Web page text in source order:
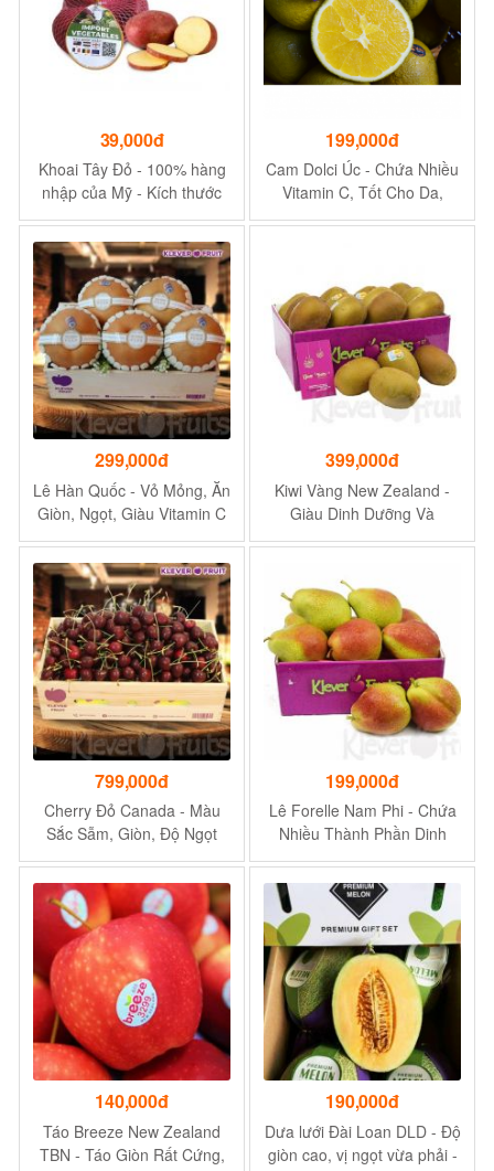
39,000đ
Khoai Tây Đỏ - 100% hàng
nhập của Mỹ - Kích thước
vừa tay - Túi 500g
199,000đ
Cam Dolci Úc - Chứa Nhiều
Vitamin C, Tốt Cho Da,
Chống Lão Hóa - 1Kg
299,000đ
Lê Hàn Quốc - Vỏ Mỏng, Ăn
Giòn, Ngọt, Giàu Vitamin C
- 1 kg
399,000đ
Kiwi Vàng New Zealand -
Giàu Dinh Dưỡng Và
Vitamin E, Tốt Cho Sức
799,000đ
Cherry Đỏ Canada - Màu
Sắc Sẫm, Giòn, Độ Ngọt
Đậm, Quả Căng Mọng -
1Kg
199,000đ
Lê Forelle Nam Phi - Chứa
Nhiều Thành Phần Dinh
Dưỡng Cần Thiết Cho Cơ
Thể
140,000đ
Táo Breeze New Zealand
TBN - Táo Giòn Rất Cứng,
190,000đ
Dưa lưới Đài Loan DLD - Độ
giòn cao, vị ngọt vừa phải -